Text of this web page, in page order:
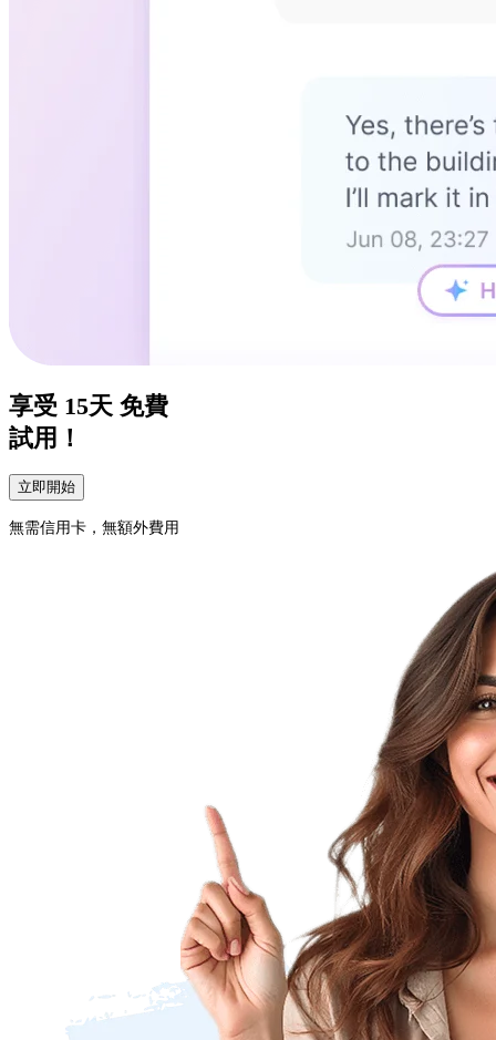
享受 15天 免費
試用！
立即開始
無需信用卡，無額外費用